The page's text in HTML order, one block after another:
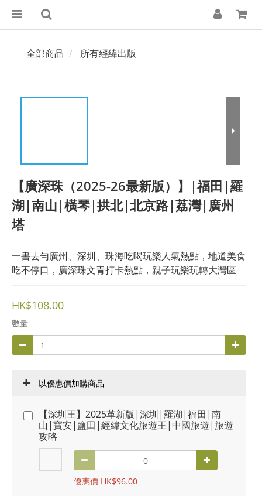
全部商品 所有經緯出版
【廣深珠（2025-26最新版）】|福田|羅
湖|南山|橫琴|拱北|北京路|荔灣|廣州
塔
一書去勻廣州、深圳、珠海吃喝玩樂人氣熱點，地道美食
吃不停口，廣深珠文青打卡熱點，親子玩樂玩轉大灣區
HK$108.00
數量
以優惠價加購商品
【深圳王】2025革新版|深圳|羅湖|福田|南
山|寶安|鹽田|經緯文化旅遊王|中國旅遊|旅遊
攻略
優惠價 HK$96.00